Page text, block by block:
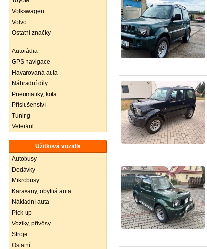
Volkswagen
Volvo
Ostatní značky
Autorádia
GPS navigace
Havarovaná auta
Náhradní díly
Pneumatiky, kola
Příslušenství
Tuning
Veteráni
Užitková vozidla
Autobusy
Dodávky
Mikrobusy
Karavany, obytná auta
Nákladní auta
Pick-up
Vozíky, přívěsy
Stroje
Ostatní